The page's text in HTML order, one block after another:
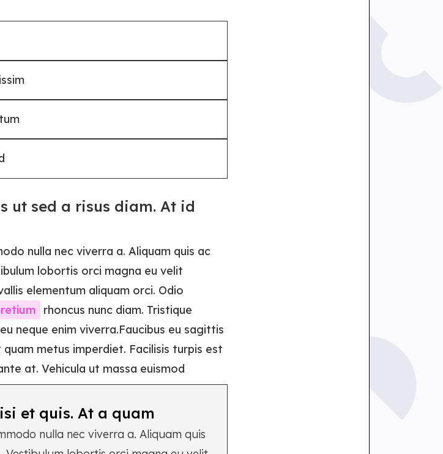
ut sed a risus diam. At id
nulla nec viverra a. Aliquam quis ac
lobortis orci magna eu velit
elementum aliquam orci. Odio
rhoncus nunc diam. Tristique
neque enim viverra.Faucibus eu sagittis
metus imperdiet. Facilisis turpis est
at. Vehicula ut massa euismod
et quis. At a quam
nulla nec viverra a. Aliquam quis